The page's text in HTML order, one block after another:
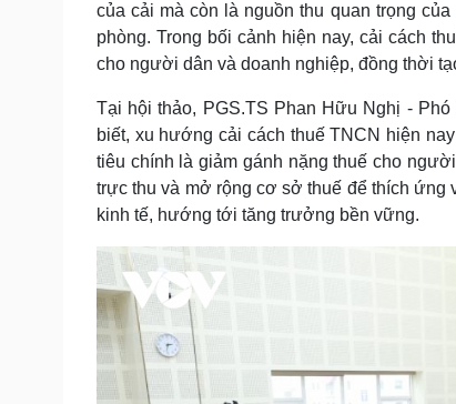
Sức khỏe
Dinh dưỡng - món ngon
Sản phụ khoa
Nhi khoa
Nam khoa
Làm đẹp - giảm cân
Phòng mạch online
Ăn sạch sống khỏe
Đời sống
Nhà đẹp
Tình yêu - Gia
Cải chính
của cải mà còn là nguồn thu quan trọng
phòng. Trong bối cảnh hiện nay, cải cách
cho người dân và doanh nghiệp, đồng thời
Tại hội thảo, PGS.TS Phan Hữu Nghị -
biết, xu hướng cải cách thuế TNCN hiện
tiêu chính là giảm gánh nặng thuế cho
trực thu và mở rộng cơ sở thuế để thích ứng
kinh tế, hướng tới tăng trưởng bền vững.